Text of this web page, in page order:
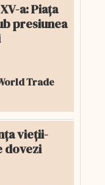
a: Piața
presiunea
Trade
vieții-
dovezi